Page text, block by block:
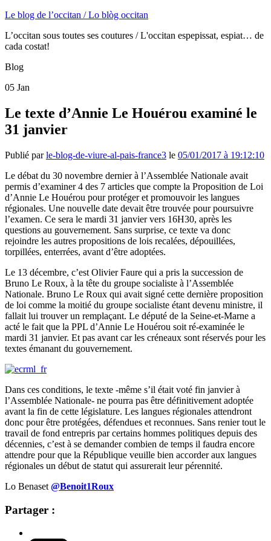
Le blog de l’occitan / Lo blòg occitan
L’occitan sous toutes ses coutures / L'occitan espepissat, espiat… de
cada costat!
Blog
05 Jan
Le texte d’Annie Le Houérou examiné le
31 janvier
Publié parle-blog-de-viure-al-pais-france3 le 05/01/2017 à 19:12:10
Le débat du 30 novembre dernier à l’Assemblée Nationale avait
permis d’examiner 4 des 7 articles que compte la Proposition de Loi
d’Annie Le Houérou pour protéger et promouvoir les langues
régionales. Une nouvelle date devait être trouvée pour poursuivre
l’examen. Ce sera le mardi 31 janvier vers 16H30, après les
questions au gouvernement. Sans surprise, ce texte va donc
rejoindre les autres propositions de lois recalées, dépouillées,
torpillées, enterrées, avant d’être adoptées.
Le 13 décembre, c’est Olivier Faure qui a pris la succession de
Bruno Le Roux, à la tête du groupe socialiste à l’Assemblée
Nationale. Bruno Le Roux qui avait signé cette dernière proposition
de loi comme la moitié du groupe socialiste étant devenu ministre, il
fallait lui trouver un remplaçant. Le député de la Seine-et-Marne a
acté le fait que la PPL d’Annie Le Houérou soit ré-examinée le
mardi 31 janvier. Et pas avant car les créneaux sont réservés pour les
textes émanant du gouvernement.
Dans ces conditions, le texte -même s’il était voté fin janvier à
l’Assemblée Nationale- ne pourra pas être définitivement adoptée
avant la fin de cette législature. Les langues régionales attendront
donc pour être protégées, défendues et reconnues. Sans renier tout le
travail de fond entrepris par certains hommes politiques depuis des
décennies, c’est à se demander combien de temps il faudra encore
attendre pour que la République veuille bien accorder aux langues
régionales un début de statut qui assurerait leur pérennité.
Lo Benaset @Benoit1Roux
Partager :